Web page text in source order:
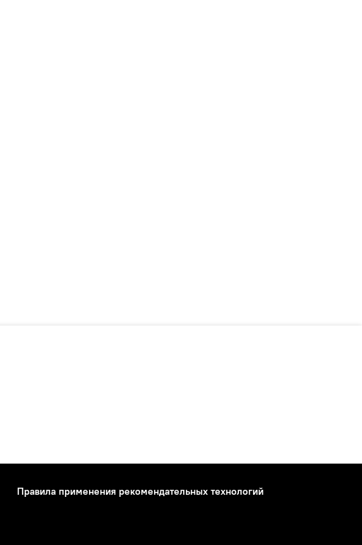
Правила применения рекомендательных технологий